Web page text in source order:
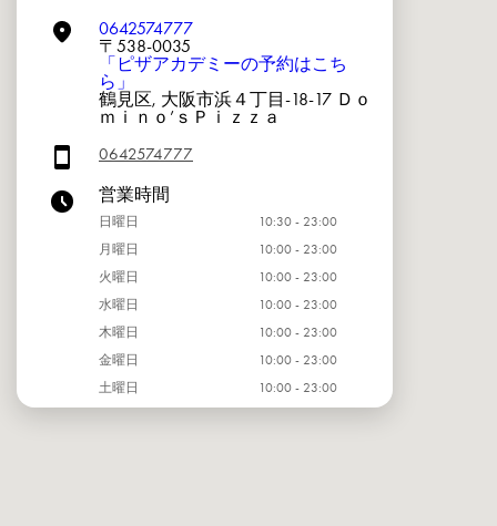
0642574777
〒538-0035
「ピザアカデミーの予約はこち
ら」
鶴見区, 大阪市浜４丁目-18-17 Ｄｏ
ｍｉｎｏ’ｓＰｉｚｚａ
0642574777
営業時間
日曜日
10:30 - 23:00
月曜日
10:00 - 23:00
火曜日
10:00 - 23:00
水曜日
10:00 - 23:00
木曜日
10:00 - 23:00
金曜日
10:00 - 23:00
土曜日
10:00 - 23:00